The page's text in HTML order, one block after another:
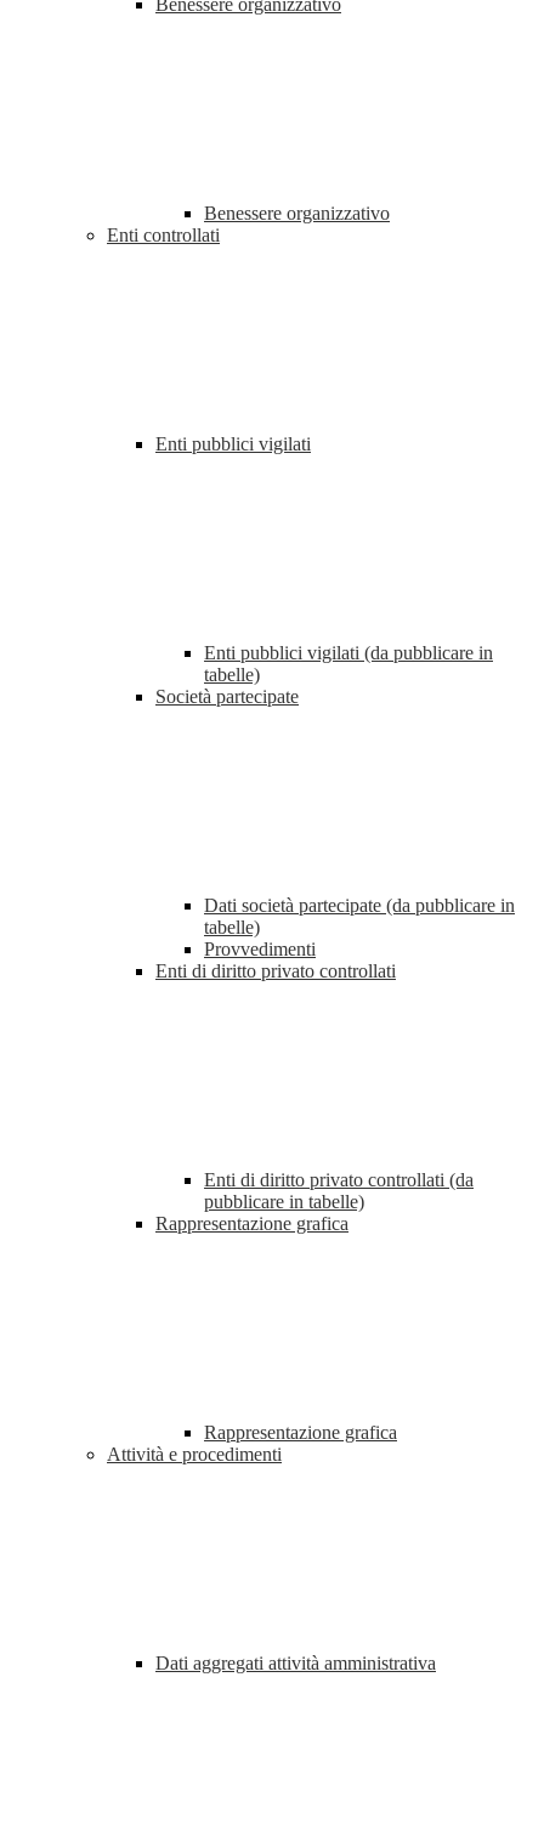
Benessere organizzativo
Benessere organizzativo
Enti controllati
Enti pubblici vigilati
Enti pubblici vigilati (da pubblicare in
tabelle)
Società partecipate
Dati società partecipate (da pubblicare in
tabelle)
Provvedimenti
Enti di diritto privato controllati
Enti di diritto privato controllati (da
pubblicare in tabelle)
Rappresentazione grafica
Rappresentazione grafica
Attività e procedimenti
Dati aggregati attività amministrativa